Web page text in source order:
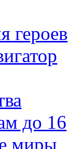
героев
до 16
миры